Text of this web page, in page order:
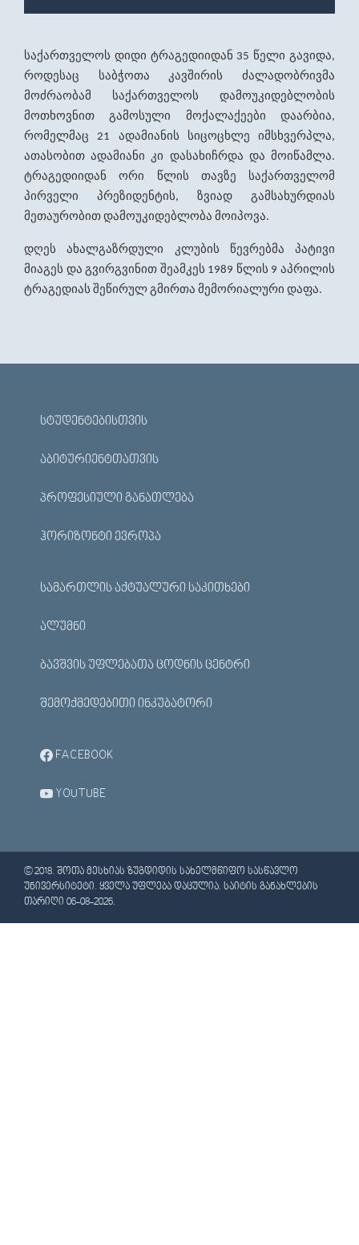
საქართველოს დიდი ტრაგედიიდან 35 წელი გავიდა,
როდესაც საბჭოთა კავშირის
ძალადობრივმა
მოძრაობამ
საქართველოს
დამოუკიდებლობის
მოთხოვნით
გამოსული მოქალაქეები დაარბია,
რომელმაც 21 ადამიანის სიცოცხლე იმსხვერპლა,
ათასობით ადამიანი კი დასახიჩრდა და მოიწამლა.
ტრაგედიიდან ორი წლის თავზე
საქართველომ
პირველი
პრეზიდენტის, ზვიად
გამსახურდიას
მეთაურობითდამოუკიდებლობა მოიპოვა.
დღეს ახალგაზრდული კლუბის წევრებმა
პატივი
მიაგეს და გვირგვინით შეამკეს 1989 წლის 9აპრილის
ტრაგედიას შეწირულგმირთა მემორიალური დაფა.
ᲡᲢᲣᲓᲔᲜᲢᲔᲑᲘᲡᲗᲕᲘᲡ
ᲐᲑᲘᲢᲣᲠᲘᲔᲜᲢᲗᲐᲗᲕᲘᲡ
ᲞᲠᲝᲤᲔᲡᲘᲣᲚᲘ ᲒᲐᲜᲐᲗᲚᲔᲑᲐ
ᲰᲝᲠᲘᲖᲝᲜᲢᲘ ᲔᲕᲠᲝᲞᲐ
ᲡᲐᲛᲐᲠᲗᲚᲘᲡ ᲐᲥᲢᲣᲐᲚᲣᲠᲘ ᲡᲐᲙᲘᲗᲮᲔᲑᲘ
ᲐᲚᲣᲛᲜᲘ
ᲑᲐᲕᲨᲕᲘᲡ ᲣᲤᲚᲔᲑᲐᲗᲐ ᲪᲝᲓᲜᲘᲡ ᲪᲔᲜᲢᲠᲘ
ᲨᲔᲛᲝᲥᲛᲔᲓᲔᲑᲘᲗᲘ ᲘᲜᲙᲣᲑᲐᲢᲝᲠᲘ
FACEBOOK
YOUTUBE
© 2018. ᲨᲝᲗᲐ ᲛᲔᲡᲮᲘᲐᲡ ᲖᲣᲒᲓᲘᲓᲘᲡ ᲡᲐᲮᲔᲚᲛᲬᲘᲤᲝ ᲡᲐᲡᲬᲐᲕᲚᲝ
ᲣᲜᲘᲕᲔᲠᲡᲘᲢᲔᲢᲘ. ᲧᲕᲔᲚᲐ ᲣᲤᲚᲔᲑᲐ ᲓᲐᲪᲣᲚᲘᲐ. ᲡᲐᲘᲢᲘᲡ ᲒᲐᲜᲐᲮᲚᲔᲑᲘᲡ
ᲗᲐᲠᲘᲦᲘ 06-08-2026.